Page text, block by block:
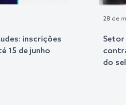
inscrições
15 de junho
28 de
do